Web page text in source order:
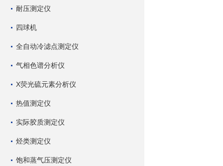
耐压测定仪
四球机
全自动冷滤点测定仪
气相色谱分析仪
X荧光硫元素分析仪
热值测定仪
实际胶质测定仪
烃类测定仪
饱和蒸气压测定仪